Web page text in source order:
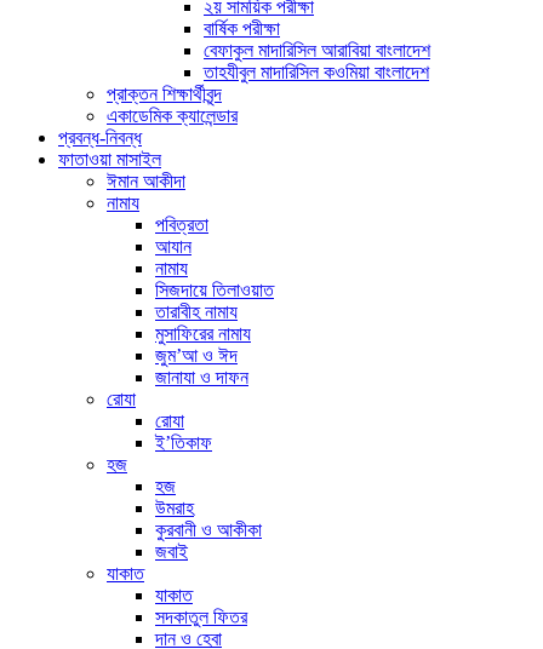
২য় সাময়িক পরীক্ষা
বার্ষিক পরীক্ষা
বেফাকুল মাদারিসিল আরাবিয়া বাংলাদেশ
তাহযীবুল মাদারিসিল কওমিয়া বাংলাদেশ
প্রাক্তন শিক্ষার্থীবৃন্দ
একাডেমিক ক্যালেন্ডার
প্রবন্ধ-নিবন্ধ
ফাতাওয়া মাসাইল
ঈমান আকীদা
নামায
পবিত্রতা
আযান
নামায
সিজদায়ে তিলাওয়াত
তারাবীহ নামায
মুসাফিরের নামায
জুম’আ ও ঈদ
জানাযা ও দাফন
রোযা
রোযা
ই’তিকাফ
হজ
হজ
উমরাহ
কুরবানী ও আকীকা
জবাই
যাকাত
যাকাত
সদকাতুল ফিতর
দান ও হেবা